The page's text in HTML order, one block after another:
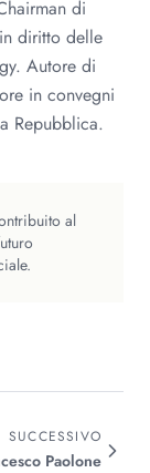
di
diritto delle
Autore di
in convegni
Repubblica.
al
SUCCESSIVO
Paolone